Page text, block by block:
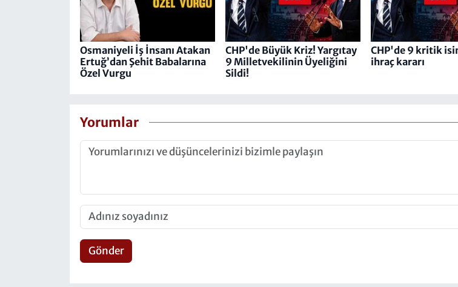
Osmaniyeli İş İnsanı Atakan
Ertuğ’dan Şehit Babalarına
Özel Vurgu
CHP'de Büyük Kriz! Yargıtay
9 Milletvekilinin Üyeliğini
Sildi!
CHP'de 9 kritik
ihraç kararı
Yorumlar
Gönder